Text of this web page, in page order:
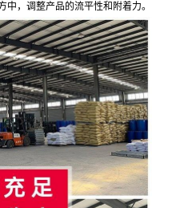
，调整产品的流平性和附着力。